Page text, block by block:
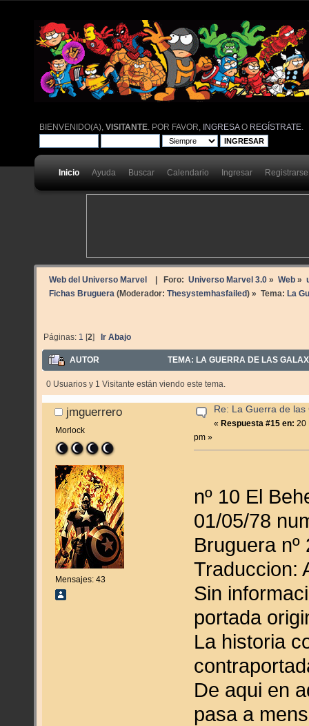
BIENVENIDO(A),VISITANTE . POR FAVOR, INGRESAO REGÍSTRATE
Inicio Ayuda Buscar Calendario Ingresar Registrarse
Web del Universo Marvel | Foro: Universo Marvel 3.0» Web»
Fichas Bruguera (Moderador: Thesystemhasfailed) » Tema: La
Páginas: 1 [2]Ir Abajo
AUTOR TEMA: LA GUERRA DE LAS
0 Usuarios y 1 Visitante están viendo este tema.
jmguerrero
Morlock
Mensajes: 43
Re: La Guerra de las
«Respuesta #15 en: 20
pm »
nº 10 El
01/05/78
Bruguera nº
Traduccion:
Sin
portada
La historia
De aqui en
pasa a